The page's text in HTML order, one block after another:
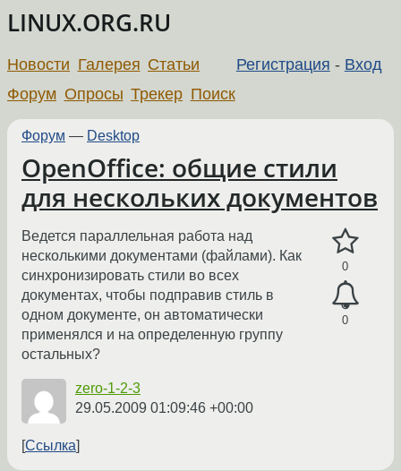
LINUX.ORG.RU
Регистрация - Вход
Новости Галерея Статьи
Форум Опросы Трекер Поиск
Форум — Desktop
OpenOffice: общие стили
для нескольких документов
0
0
Ведется параллельная работа над
несколькими документами (файлами). Как
синхронизировать стили во всех
документах, чтобы подправив стиль в
одном документе, он автоматически
применялся и на определенную группу
остальных?
zero-1-2-3
29.05.2009 01:09:46 +00:00
Ссылка